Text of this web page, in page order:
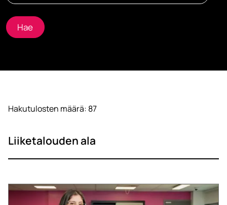
Hae
Hakutulosten määrä: 87
Liiketalouden ala